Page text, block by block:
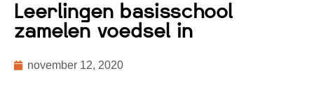
Leerlingen basisschool
zamelen voedsel in
november 12, 2020